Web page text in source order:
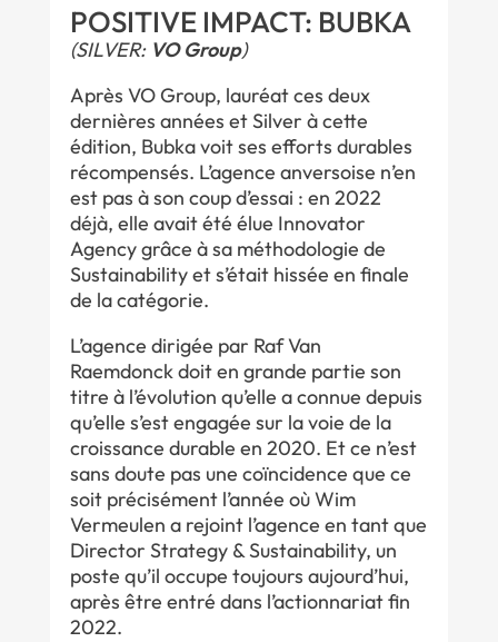
POSITIVE IMPACT: BUBKA
(SILVER: VO Group)
Après VO Group, lauréat ces deux
dernières années et Silver à cette
édition, Bubka voit ses efforts durables
récompensés. L’agence anversoise n’en
est pas à son coup d’essai : en 2022
déjà, elle avait été élue Innovator
Agency grâce à sa méthodologie de
Sustainability et s’était hissée en finale
de la catégorie.
L’agence dirigée par Raf Van
Raemdonck doit en grande partie son
titre à l’évolution qu’elle a connue depuis
qu’elle s’est engagée sur la voie de la
croissance durable en 2020. Et ce n’est
sans doute pas une coïncidence que ce
soit précisément l’année où Wim
Vermeulen a rejoint l’agence en tant que
Director Strategy & Sustainability, un
poste qu’il occupe toujours aujourd’hui,
après être entré dans l’actionnariat fin
2022.